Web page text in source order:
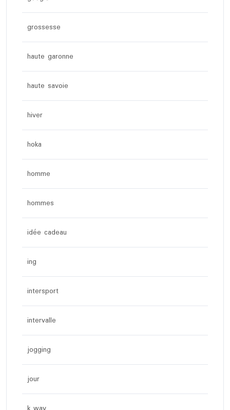
grossesse
haute garonne
haute savoie
hiver
hoka
homme
hommes
idée cadeau
ing
intersport
intervalle
jogging
jour